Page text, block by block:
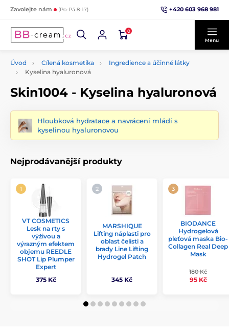
Zavolejte nám (Po-Pá 8-17) +420 603 968 981
0
Menu
Úvod Cílená kosmetika
Ingredience a účinné látky
Kyselina hyaluronová
Skin1004 - Kyselina hyaluronová
Hloubková hydratace a navrácení mládí s
kyselinou hyaluronovou
Nejprodávanější produkty
VT COSMETICS
Lesk na rty s
výživou a
výrazným efektem
objemu REEDLE
SHOT Lip Plumper
Expert
375 Kč
MARSHIQUE
Lifting náplasti pro
oblast čelisti a
brady Line Lifting
Hydrogel Patch
345 Kč
BIODANCE
Hydrogelová
pleťová maska Bio-
Collagen Real Deep
Mask
180 Kč
95 Kč